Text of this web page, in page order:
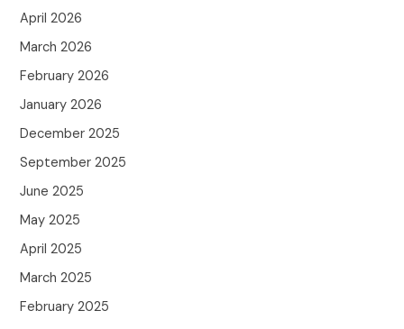
April 2026
March 2026
February 2026
January 2026
December 2025
September 2025
June 2025
May 2025
April 2025
March 2025
February 2025